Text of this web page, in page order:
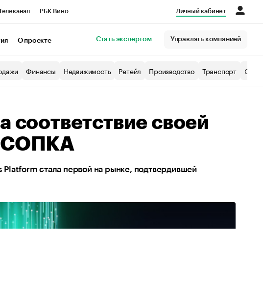
РБК Вино Личный кабинет
О проекте Стать экспертом Управлять компанией
Финансы Недвижимость Ретейл Производство Транспорт
соответствие своей
стала первой на рынке, подтвердившей